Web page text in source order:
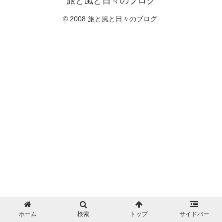
© 2008 旅と風と日々のブログ.
ホーム 検索 トップ サイドバー